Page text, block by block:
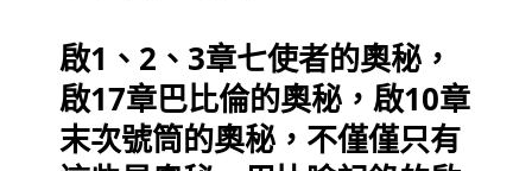
啟1、2、3章七使者的奧秘，
啟17章巴比倫的奧秘，啟10章
末次號筒的奧秘，不僅僅只有